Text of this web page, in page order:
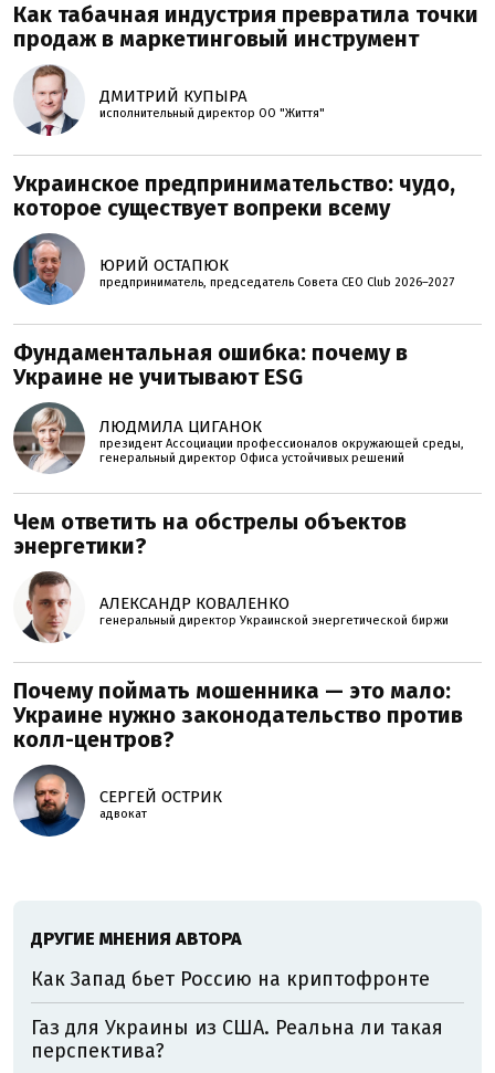
Как табачная индустрия превратила точки
продаж в маркетинговый инструмент
ДМИТРИЙ КУПЫРА
исполнительный директор ОО "Життя"
Украинское предпринимательство: чудо,
которое существует вопреки всему
ЮРИЙ ОСТАПЮК
предприниматель, председатель Совета CEO Club 2026–2027
Фундаментальная ошибка: почему в
Украине не учитывают ESG
ЛЮДМИЛА ЦИГАНОК
президент Ассоциации профессионалов окружающей среды,
генеральный директор Офиса устойчивых решений
Чем ответить на обстрелы объектов
энергетики?
АЛЕКСАНДР КОВАЛЕНКО
генеральный директор Украинской энергетической биржи
Почему поймать мошенника — это мало:
Украине нужно законодательство против
колл-центров?
СЕРГЕЙ ОСТРИК
адвокат
ДРУГИЕ МНЕНИЯ АВТОРА
Как Запад бьет Россию на криптофронте
Газ для Украины из США. Реальна ли такая
перспектива?